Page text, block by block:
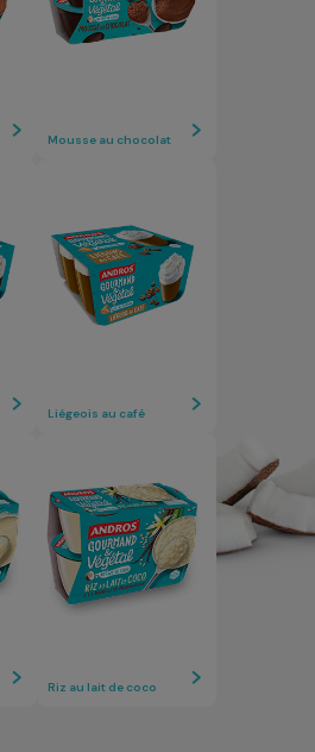
Mousse au chocolat
Liégeois au café
Riz au lait de coco